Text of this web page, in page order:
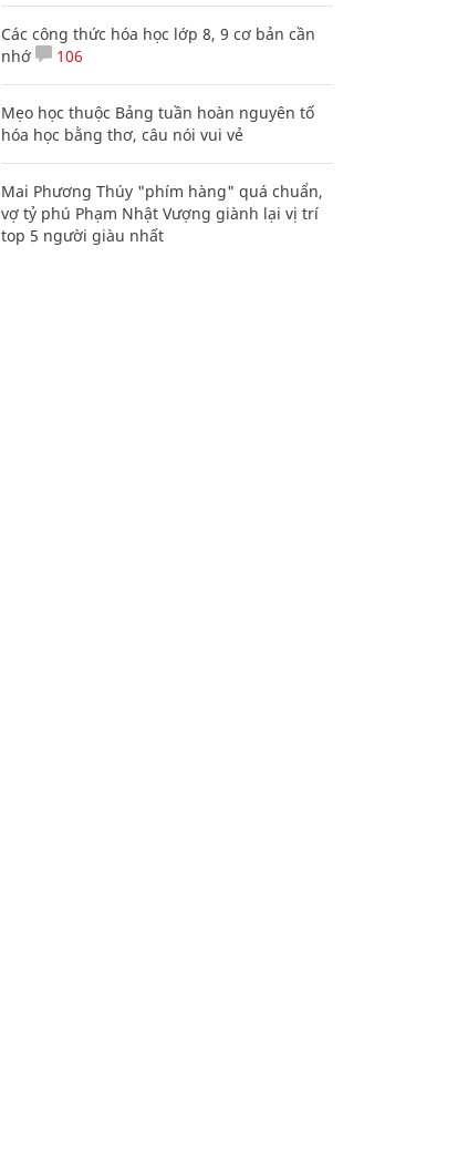
Các công thức hóa học lớp 8, 9 cơ bản cần
nhớ
106
Mẹo học thuộc Bảng tuần hoàn nguyên tố
hóa học bằng thơ, câu nói vui vẻ
Mai Phương Thúy "phím hàng" quá chuẩn,
vợ tỷ phú Phạm Nhật Vượng giành lại vị trí
top 5 người giàu nhất